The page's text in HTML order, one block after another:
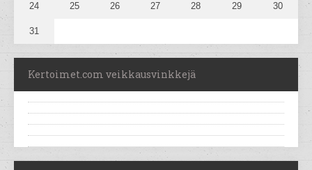
24 25 26 27 28 29 30
31
Kertoimet.com veikkausvinkkejä